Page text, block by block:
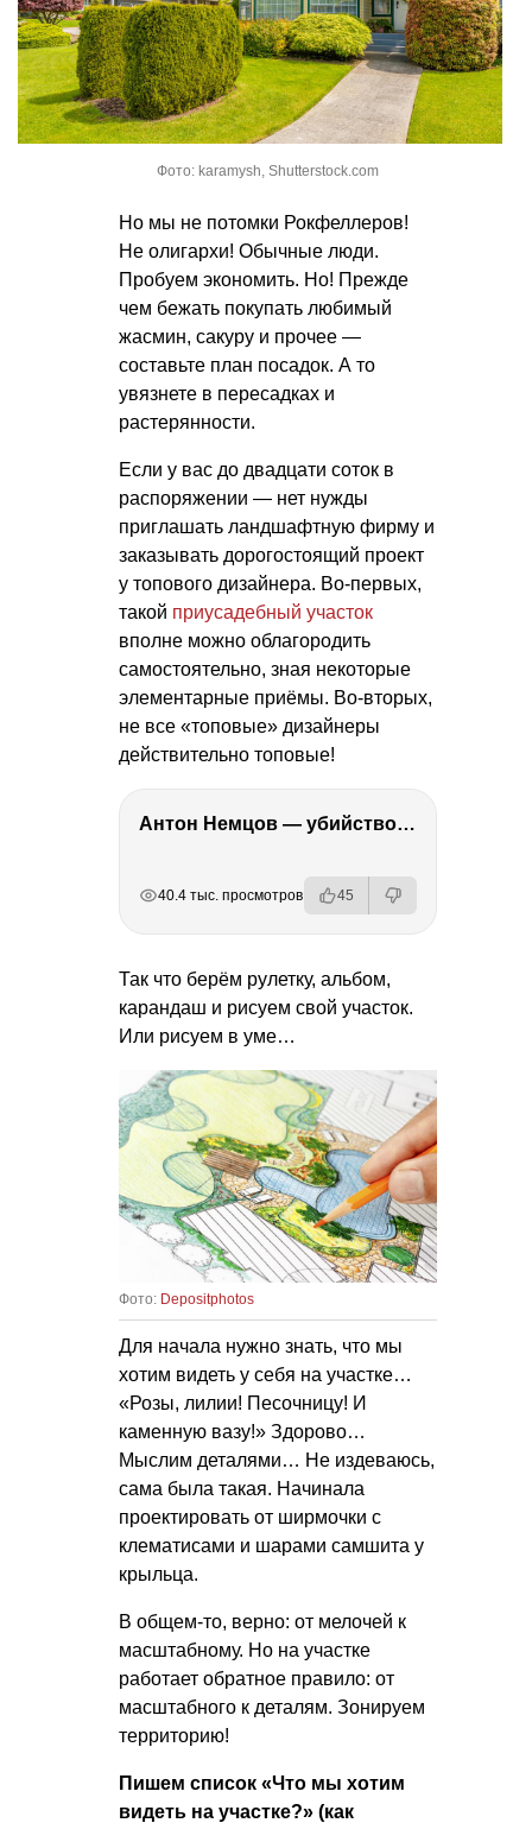
Фото: karamysh, Shutterstock.com
Но мы не потомки Рокфеллеров!
Не олигархи! Обычные люди.
Пробуем экономить. Но! Прежде
чем бежать покупать любимый
жасмин, сакуру и прочее —
составьте план посадок. А то
увязнете в пересадках и
растерянности.
Если у вас до двадцати соток в
распоряжении — нет нужды
приглашать ландшафтную фирму и
заказывать дорогостоящий проект
у топового дизайнера. Во-первых,
такой приусадебный участок
вполне можно облагородить
самостоятельно, зная некоторые
элементарные приёмы. Во-вторых,
не все «топовые» дизайнеры
действительно топовые!
Антон Немцов — убийство Бориса Немцова, переезд в Дубай, семья и политика
40.4 тыс. просмотров 45
Так что берём рулетку, альбом,
карандаш и рисуем свой участок.
Или рисуем в уме…
Фото: Depositphotos
Для начала нужно знать, что мы
хотим видеть у себя на участке…
«Розы, лилии! Песочницу! И
каменную вазу!» Здорово…
Мыслим деталями… Не издеваюсь,
сама была такая. Начинала
проектировать от ширмочки с
клематисами и шарами самшита у
крыльца.
В общем-то, верно: от мелочей к
масштабному. Но на участке
работает обратное правило: от
масштабного к деталям. Зонируем
территорию!
Пишем список «Что мы хотим
видеть на участке?» (как